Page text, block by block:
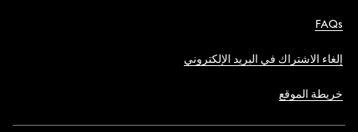
FAQs
إلغاء الاشتراك في البريد الإلكتروني
خريطة الموقع